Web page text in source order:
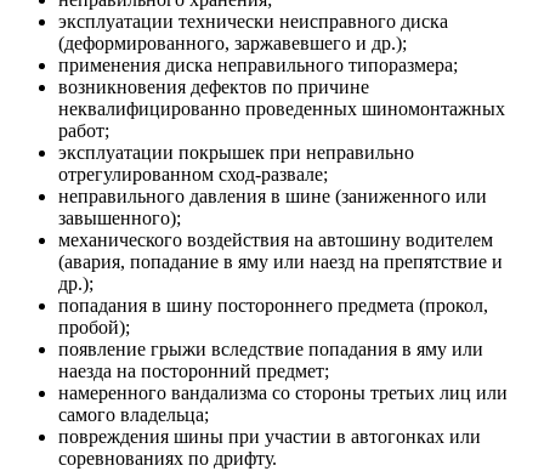
эксплуатации технически неисправного диска
(деформированного, заржавевшего и др.);
применения диска неправильного типоразмера;
возникновения дефектов по причине
неквалифицированно проведенных шиномонтажных
работ;
эксплуатации покрышек при неправильно
отрегулированном сход-развале;
неправильного давления в шине (заниженного или
завышенного);
механического воздействия на автошину водителем
(авария, попадание в яму или наезд на препятствие и
др.);
попадания в шину постороннего предмета (прокол,
пробой);
появление грыжи вследствие попадания в яму или
наезда на посторонний предмет;
намеренного вандализма со стороны третьих лиц или
самого владельца;
повреждения шины при участии в автогонках или
соревнованиях по дрифту.